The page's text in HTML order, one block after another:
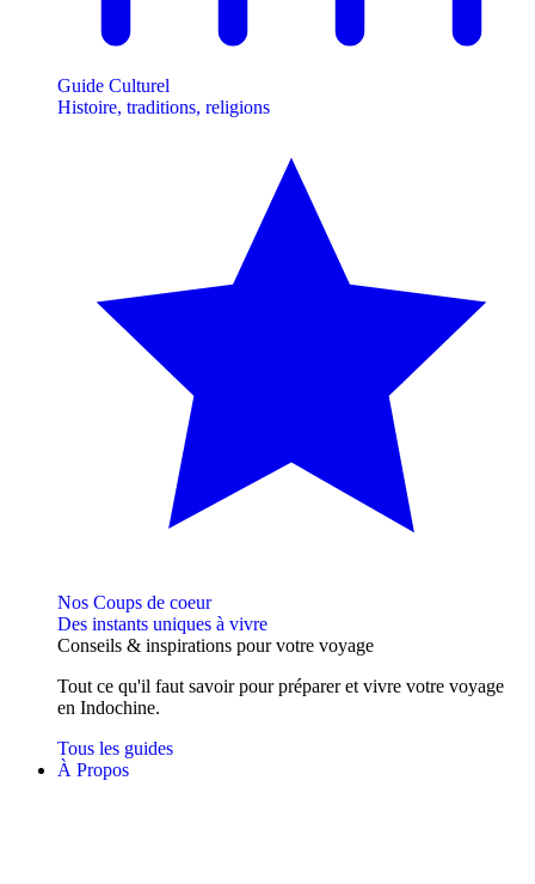
Guide Culturel
Histoire, traditions, religions
Nos Coups de coeur
Des instants uniques à vivre
Conseils & inspirations pour votre voyage
Tout ce qu'il faut savoir pour préparer et vivre votre voyage
en Indochine.
Tous les guides
À Propos